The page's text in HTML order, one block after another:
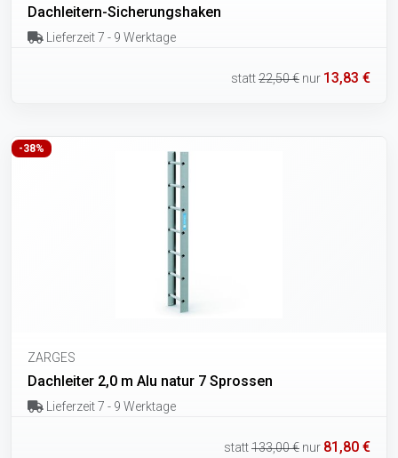
Dachleitern-Sicherungshaken
Lieferzeit 7 - 9 Werktage
statt22,50 € nur 13,83 €
-38%
ZARGES
Dachleiter 2,0 m Alu natur 7 Sprossen
Lieferzeit 7 - 9 Werktage
statt133,00 € nur 81,80 €